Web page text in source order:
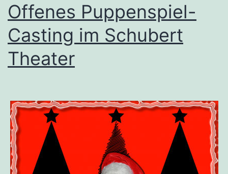
Offenes Puppenspiel-
Casting im Schubert
Theater